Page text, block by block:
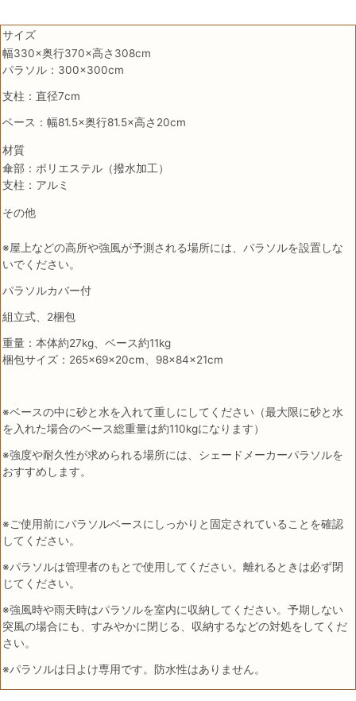
サイズ
幅330×奥行370×高さ308cm
パラソル：300×300cm
支柱：直径7cm
ベース：幅81.5×奥行81.5×高さ20cm
材質
傘部：ポリエステル（撥水加工）
支柱：アルミ
その他
※屋上などの高所や強風が予測される場所には、パラソルを設置しな
いでください。
パラソルカバー付
組立式、2梱包
重量：本体約27kg、ベース約11kg
梱包サイズ：265×69×20cm、98×84×21cm
※ベースの中に砂と水を入れて重しにしてください（最大限に砂と水
を入れた場合のベース総重量は約110kgになります）
※強度や耐久性が求められる場所には、シェードメーカーパラソルを
おすすめします。
※ご使用前にパラソルベースにしっかりと固定されていることを確認
してください。
※パラソルは管理者のもとで使用してください。離れるときは必ず閉
じてください。
※強風時や雨天時はパラソルを室内に収納してください。予期しない
突風の場合にも、すみやかに閉じる、収納するなどの対処をしてくだ
さい。
※パラソルは日よけ専用です。防水性はありません。